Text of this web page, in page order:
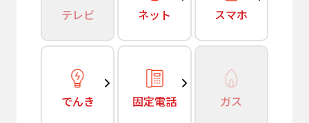
テレビ ネット スマホ
でんき 固定電話 ガス